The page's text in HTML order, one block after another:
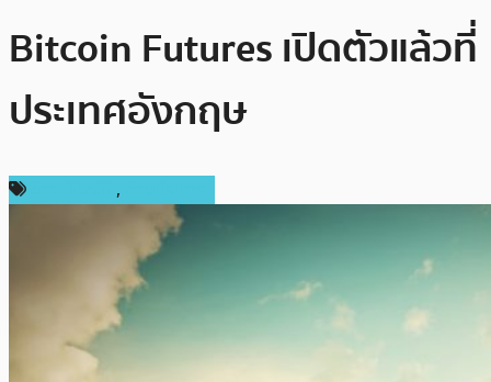
Bitcoin Futures เปิดตัวแล้วที่
ประเทศอังกฤษ
,